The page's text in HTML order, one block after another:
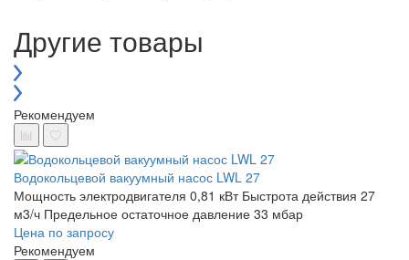
Другие товары
Рекомендуем
Водокольцевой вакуумный насос LWL 27
Мощность электродвигателя 0,81 кВт Быстрота действия 27
м3/ч Предельное остаточное давление 33 мбар
Цена по запросу
Рекомендуем